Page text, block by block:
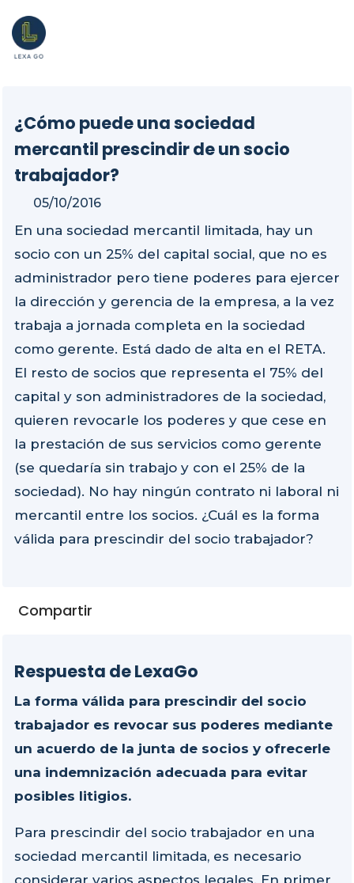
¿Cómo puede una sociedad
mercantil prescindir de un socio
trabajador?
05/10/2016
En una sociedad mercantil limitada, hay un
socio con un 25% del capital social, que no es
administrador pero tiene poderes para ejercer
la dirección y gerencia de la empresa, a la vez
trabaja a jornada completa en la sociedad
como gerente. Está dado de alta en el RETA.
El resto de socios que representa el 75% del
capital y son administradores de la sociedad,
quieren revocarle los poderes y que cese en
la prestación de sus servicios como gerente
(se quedaría sin trabajo y con el 25% de la
sociedad). No hay ningún contrato ni laboral ni
mercantil entre los socios. ¿Cuál es la forma
válida para prescindir del socio trabajador?
Compartir
Respuesta de LexaGo
La forma válida para prescindir del socio
trabajador es revocar sus poderes mediante
un acuerdo de la junta de socios y ofrecerle
una indemnización adecuada para evitar
posibles litigios.
Para prescindir del socio trabajador en una
sociedad mercantil limitada, es necesario
considerar varios aspectos legales. En primer